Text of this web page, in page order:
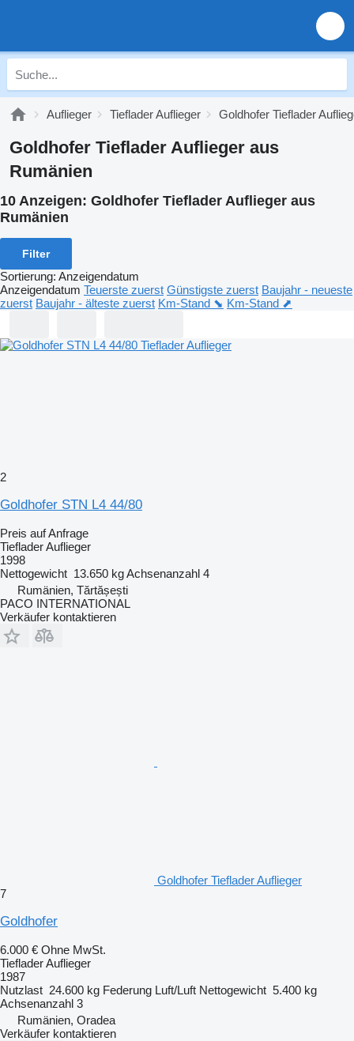
Auflieger Tieflader Auflieger Goldhofer Tieflader
Goldhofer Tieflader Auflieger aus
Rumänien
10 Anzeigen: Goldhofer Tieflader Auflieger aus
Rumänien
Filter
Sortierung: Anzeigendatum
Anzeigendatum Teuerste zuerst Günstigste zuerst Baujahr - neueste
zuerst Baujahr - älteste zuerst Km-Stand ⬊ Km-Stand ⬈
2
Goldhofer STN L4 44/80
Preis auf Anfrage
Tieflader Auflieger
1998
Nettogewicht 13.650 kgAchsenanzahl 4
Rumänien, Tărtășești
PACO INTERNATIONAL
Verkäufer kontaktieren
Goldhofer Tieflader Auflieger
7
Goldhofer
6.000 € Ohne MwSt.
Tieflader Auflieger
1987
Nutzlast 24.600 kg Federung Luft/Luft Nettogewicht 5.400 kg
Achsenanzahl 3
Rumänien, Oradea
Verkäufer kontaktieren